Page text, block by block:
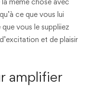
ce que vous lui
vous le suppliiez
et de plaisir
amplifier